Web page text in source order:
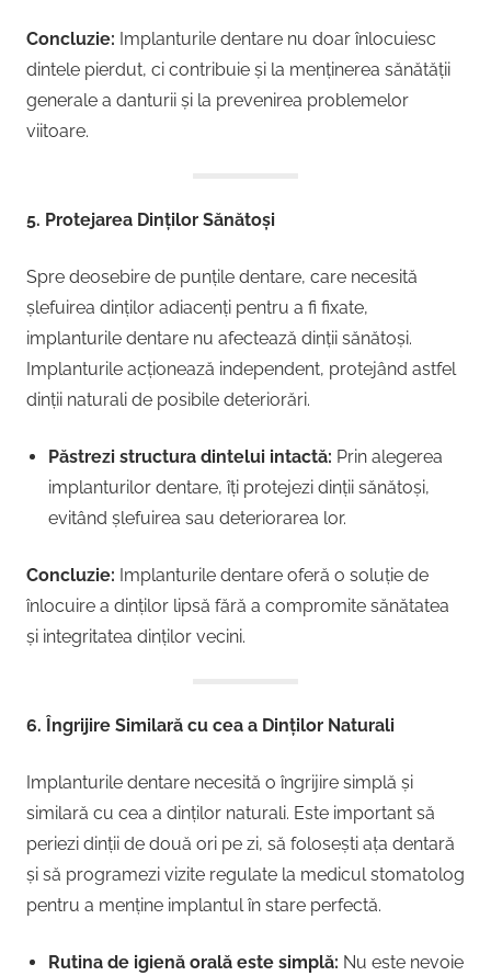
Concluzie: Implanturile dentare nu doar înlocuiesc
dintele pierdut, ci contribuie și la menținerea sănătății
generale a danturii și la prevenirea problemelor
viitoare.
5. Protejarea Dinților Sănătoși
Spre deosebire de punțile dentare, care necesită
șlefuirea dinților adiacenți pentru a fi fixate,
implanturile dentare nu afectează dinții sănătoși.
Implanturile acționează independent, protejând astfel
dinții naturali de posibile deteriorări.
Păstrezi structura dintelui intactă: Prin alegerea
implanturilor dentare, îți protejezi dinții sănătoși,
evitând șlefuirea sau deteriorarea lor.
Concluzie: Implanturile dentare oferă o soluție de
înlocuire a dinților lipsă fără a compromite sănătatea
și integritatea dinților vecini.
6. Îngrijire Similară cu cea a Dinților Naturali
Implanturile dentare necesită o îngrijire simplă și
similară cu cea a dinților naturali. Este important să
periezi dinții de două ori pe zi, să folosești ața dentară
și să programezi vizite regulate la medicul stomatolog
pentru a menține implantul în stare perfectă.
Rutina de igienă orală este simplă: Nu este nevoie